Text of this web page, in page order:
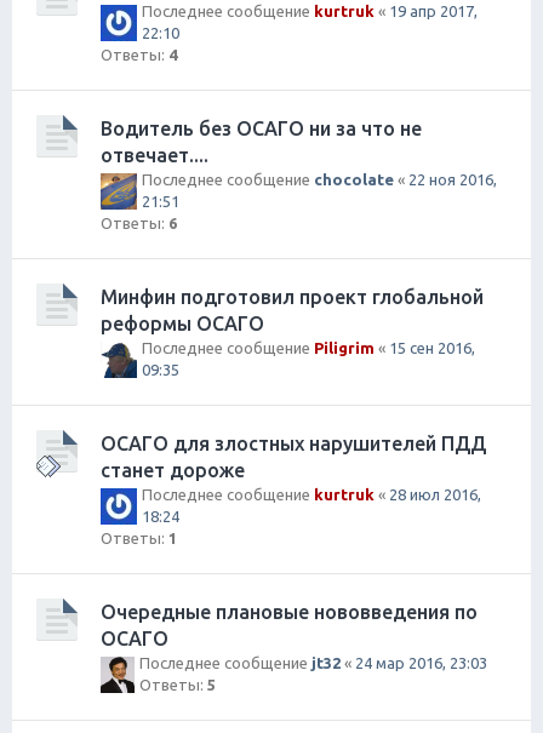
Последнее сообщение kurtruk « 19 апр 2017,
22:10
Ответы: 4
Водитель без ОСАГО ни за что не
отвечает....
Последнее сообщение chocolate « 22 ноя 2016,
21:51
Ответы: 6
Минфин подготовил проект глобальной
реформы ОСАГО
Последнее сообщение Piligrim « 15 сен 2016,
09:35
ОСАГО для злостных нарушителей ПДД
станет дороже
Последнее сообщение kurtruk « 28 июл 2016,
18:24
Ответы: 1
Очередные плановые нововведения по
ОСАГО
Последнее сообщение jt32 « 24 мар 2016, 23:03
Ответы: 5